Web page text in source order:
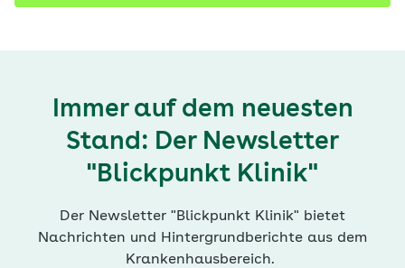
Immer auf dem neuesten
Stand: Der Newsletter
"Blickpunkt Klinik"
Der Newsletter "Blickpunkt Klinik" bietet
Nachrichten und Hintergrundberichte aus dem
Krankenhausbereich.